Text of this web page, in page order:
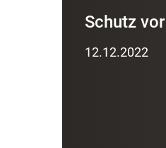
Schutz
12.12.2022